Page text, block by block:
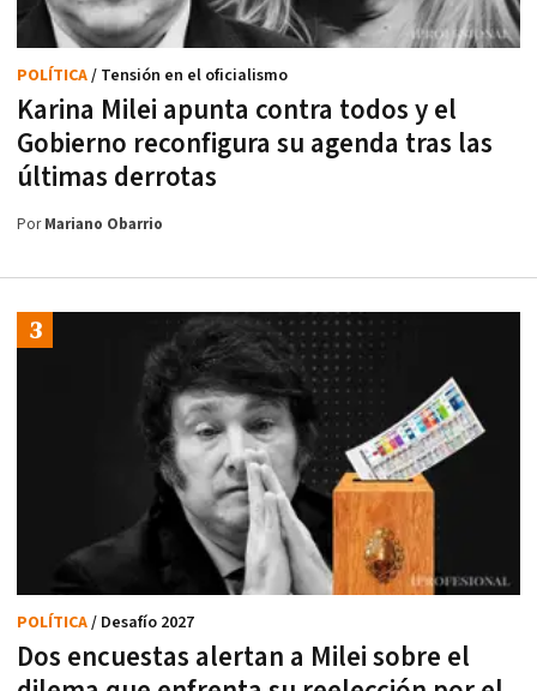
Karina Milei apunta contra todos y el
Gobierno reconfigura su agenda tras las
últimas derrotas
POLÍTICA/ Tensión en el oficialismo
PorMariano Obarrio
Dos encuestas alertan a Milei sobre el
POLÍTICA/ Desafío 2027